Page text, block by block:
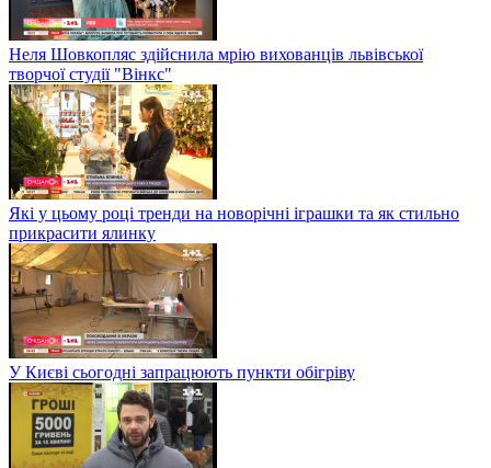
Неля Шовкопляс здійснила мрію вихованців львівської
творчої студії "Вінкс"
Які у цьому році тренди на новорічні іграшки та як стильно
прикрасити ялинку
У Києві сьогодні запрацюють пункти обігріву